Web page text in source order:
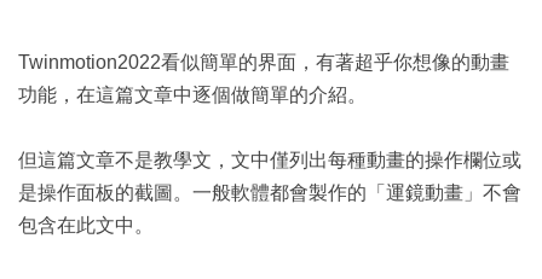
Twinmotion2022看似簡單的界面，有著超乎你想像的動畫
功能，在這篇文章中逐個做簡單的介紹。
但這篇文章不是教學文，文中僅列出每種動畫的操作欄位或
是操作面板的截圖。一般軟體都會製作的「運鏡動畫」不會
包含在此文中。